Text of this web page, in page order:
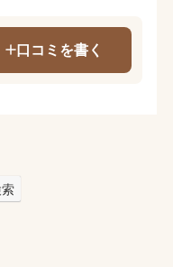
口コミを書く